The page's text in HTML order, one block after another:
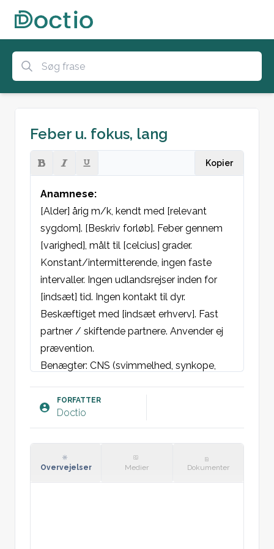
Feber u. fokus, lang
Kopier
Anamnese:
[Alder] årig m/k, kendt med [relevant
sygdom]. [Beskriv forløb]. Feber gennem
[varighed], målt til [celcius] grader.
Konstant/intermitterende, ingen faste
intervaller. Ingen udlandsrejser inden for
[indsæt] tid. Ingen kontakt til dyr.
Beskæftiget med [indsæt erhverv]. Fast
partner / skiftende partnere. Anvender ej
prævention.
Benægter: CNS (svimmelhed, synkope,
synsforstyrrelser), CP (åndenød, hoste,
brystsmerter, opspyt, deklive ødemer,
afføring, melæna, ændring af
FORFATTER
Doctio
Overvejelser Medier Dokumenter